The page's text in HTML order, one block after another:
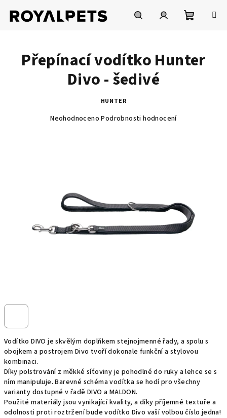
obsah
košík
Vodítko DIVO je skvělým doplňkem stejnojmenné řady, a spolu s
obojkem a postrojem Divo tvoří dokonale funkční a stylovou
kombinaci.
Díky polstrování z měkké síťoviny je pohodlné do ruky a lehce se s
ním manipuluje. Barevné schéma vodítka se hodí pro všechny
varianty dostupné v řadě DIVO a MALDON.
Použité materiály jsou vynikající kvality, a díky příjemné textuře a
odolnosti proti roztržení bude vodítko Divo vaší volbou číslo jedna!
Přepínací vodítko Hunter
Divo - šedivé
HUNTER
Neohodnoceno Podrobnosti hodnocení